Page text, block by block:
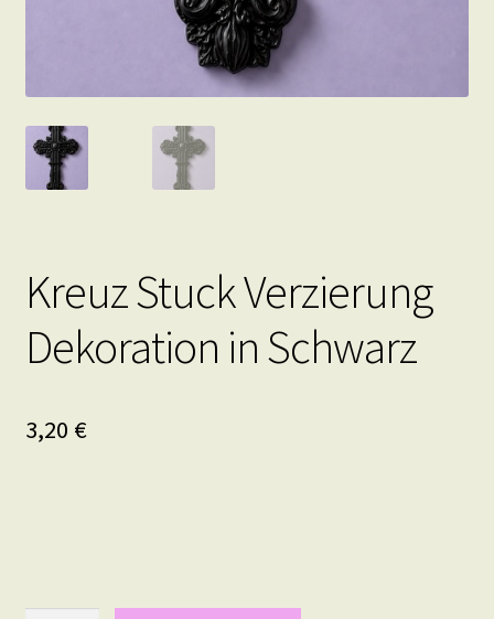
Kreuz Stuck Verzierung
Dekoration in Schwarz
3,20 €